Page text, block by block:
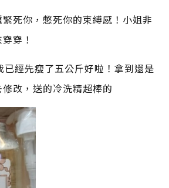
死你，憋死你的束縛感！小姐非
穿！
經先瘦了五公斤好啦！拿到還是
改，送的冷洗精超棒的